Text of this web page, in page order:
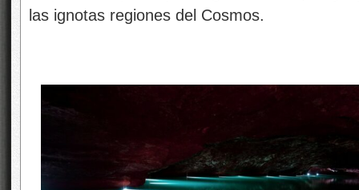
las ignotas regiones del Cosmos.